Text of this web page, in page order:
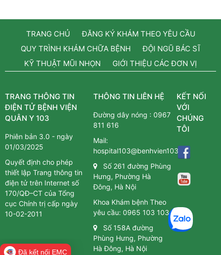
TRANG CHỦ
ĐĂNG KÝ KHÁM THEO YÊU CẦU
QUY TRÌNH KHÁM CHỮA BỆNH
ĐỘI NGŨ BÁC SĨ
KỸ THUẬT MŨI NHỌN
GIỚI THIỆU CÁC ĐƠN VỊ
TRANG THÔNG TIN
ĐIỆN TỬ BỆNH VIỆN
QUÂN Y 103
Phiên bản 3.0 - ngày
01/03/2025
Quyết định cho phép
thiết lập Trang thông tin
điện tử trên Internet số
170/QĐ–CT của Tổng
cục Chính trị cấp ngày
10-02-2011
THÔNG TIN LIÊN HỆ
Đường dây nóng :0967
811 616
Mail:
hospital103@benhvien103.vn
Số 261 đường Phùng
Hưng, Phường Hà
Đông, Hà Nội
Khoa Khám bệnh Theo
yêu cầu:0965 103 103
Số 158A đường
Phùng Hưng, Phường
Hà Đông, Hà Nội
KẾT NỐI
VỚI
CHÚNG
TÔI
Đã kết nối EMC